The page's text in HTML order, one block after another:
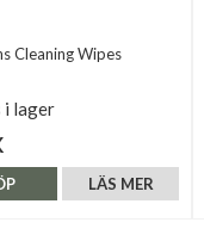
Cleaning Wipes
i lager
LÄS MER